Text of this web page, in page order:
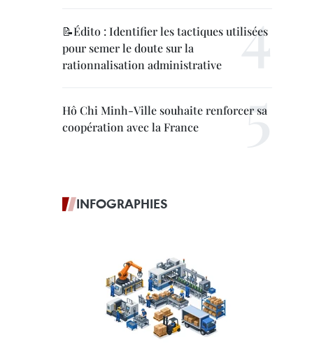
📝Édito : Identifier les tactiques utilisées
pour semer le doute sur la
rationnalisation administrative
Hô Chi Minh-Ville souhaite renforcer sa
coopération avec la France
INFOGRAPHIES